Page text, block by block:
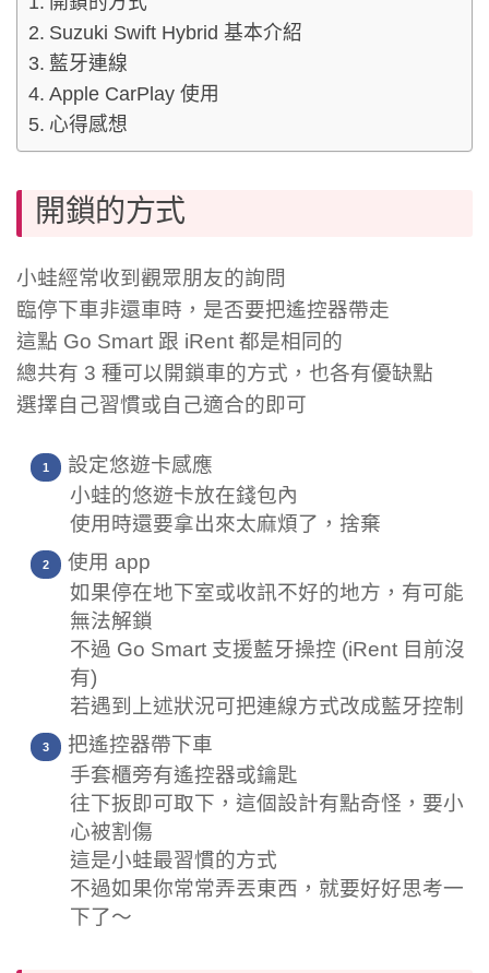
Suzuki Swift Hybrid 基本介紹
藍牙連線
Apple CarPlay 使用
心得感想
開鎖的方式
小蛙經常收到觀眾朋友的詢問
臨停下車非還車時，是否要把遙控器帶走
這點 Go Smart 跟 iRent 都是相同的
總共有 3 種可以開鎖車的方式，也各有優缺點
選擇自己習慣或自己適合的即可
設定悠遊卡感應
小蛙的悠遊卡放在錢包內
使用時還要拿出來太麻煩了，捨棄
使用 app
如果停在地下室或收訊不好的地方，有可能
無法解鎖
不過 Go Smart 支援藍牙操控 (iRent 目前沒
有)
若遇到上述狀況可把連線方式改成藍牙控制
把遙控器帶下車
手套櫃旁有遙控器或鑰匙
往下扳即可取下，這個設計有點奇怪，要小
心被割傷
這是小蛙最習慣的方式
不過如果你常常弄丟東西，就要好好思考一
下了～